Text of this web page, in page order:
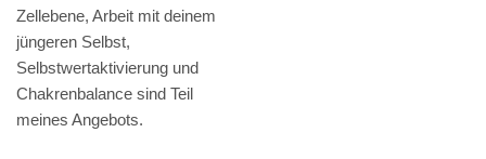
Zellebene, Arbeit mit deinem
jüngeren Selbst,
Selbstwertaktivierung und
Chakrenbalance sind Teil
meines Angebots.